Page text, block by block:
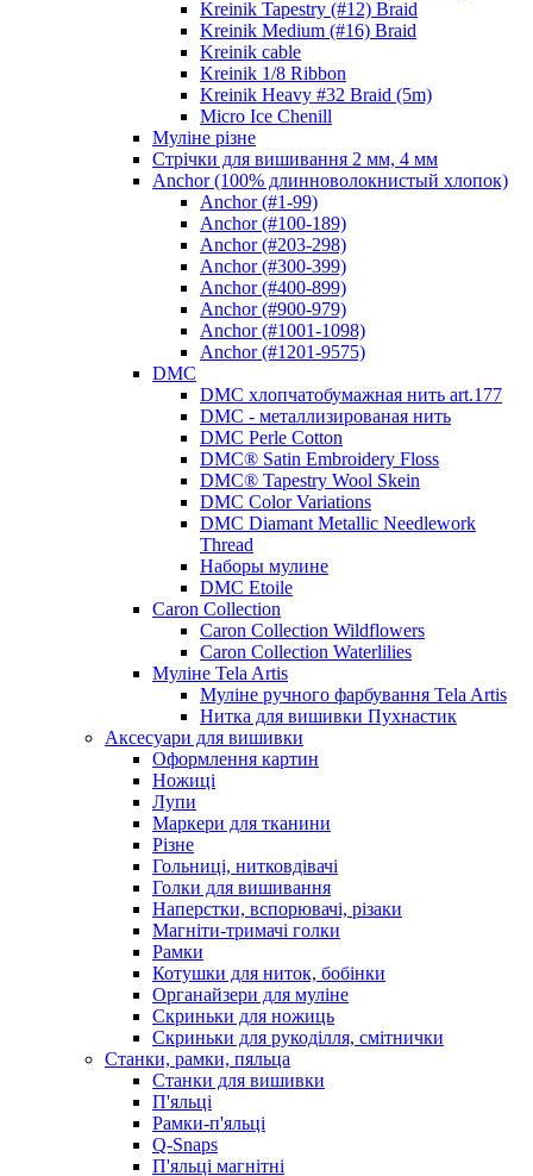
Kreinik Tapestry (#12) Braid
Kreinik Medium (#16) Braid
Kreinik cable
Kreinik 1/8 Ribbon
Kreinik Heavy #32 Braid (5m)
Micro Ice Chenill
Муліне різне
Стрічки для вишивання 2 мм, 4 мм
Anchor (100% длинноволокнистый хлопок)
Anchor (#1-99)
Anchor (#100-189)
Anchor (#203-298)
Anchor (#300-399)
Anchor (#400-899)
Anchor (#900-979)
Anchor (#1001-1098)
Anchor (#1201-9575)
DMC
DMC хлопчатобумажная нить art.177
DMC - металлизированая нить
DMC Perle Cotton
DMC® Satin Embroidery Floss
DMC® Tapestry Wool Skein
DMC Color Variations
DMC Diamant Metallic Needlework
Thread
Наборы мулине
DMC Etoile
Caron Collection
Caron Collection Wildflowers
Caron Collection Waterlilies
Муліне Tela Artis
Муліне ручного фарбування Tela Artis
Нитка для вишивки Пухнастик
Аксесуари для вишивки
Оформлення картин
Ножиці
Лупи
Маркери для тканини
Різне
Гольниці, нитковдівачі
Голки для вишивання
Наперстки, вспорювачі, різаки
Магніти-тримачі голки
Рамки
Котушки для ниток, бобінки
Органайзери для муліне
Скриньки для ножиць
Скриньки для рукоділля, смітнички
Станки, рамки, пяльца
Станки для вишивки
П'яльці
Рамки-п'яльці
Q-Snaps
П'яльці магнітні